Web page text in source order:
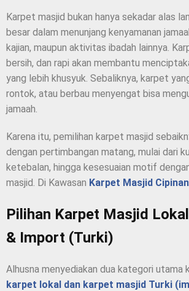
Karpet masjid bukan hanya sekadar alas
besar dalam menunjang kenyamanan
kajian, maupun aktivitas ibadah lainnya.
bersih, dan rapi akan membantu
yang lebih khusyuk. Sebaliknya, karpet
rontok, atau berbau menyengat bisa
jamaah.
Karena itu, pemilihan karpet masjid
dengan pertimbangan matang, mulai dari
ketebalan, hingga kesesuaian motif
masjid. Di Kawasan Karpet Masjid
Pilihan Karpet Masjid Lokal
& Import (Turki)
Alhusna menyediakan dua kategori utama
karpet lokal dan karpet masjid Turki